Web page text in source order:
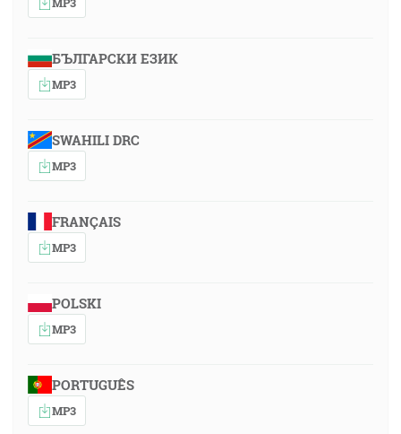
БЪЛГАРСКИ ЕЗИК
MP3
SWAHILI DRC
MP3
FRANÇAIS
MP3
POLSKI
MP3
PORTUGUÊS
MP3